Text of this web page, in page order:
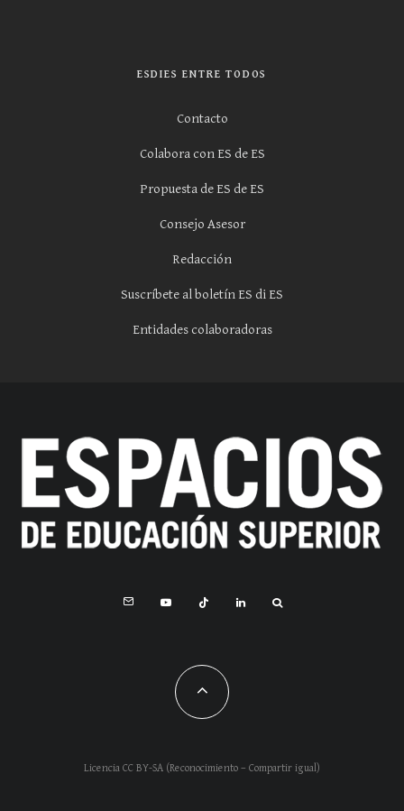
ESDIES ENTRE TODOS
Contacto
Colabora con ES de ES
Propuesta de ES de ES
Consejo Asesor
Redacción
Suscríbete al boletín ES di ES
Entidades colaboradoras
Licencia CC BY-SA (Reconocimiento – Compartir igual)